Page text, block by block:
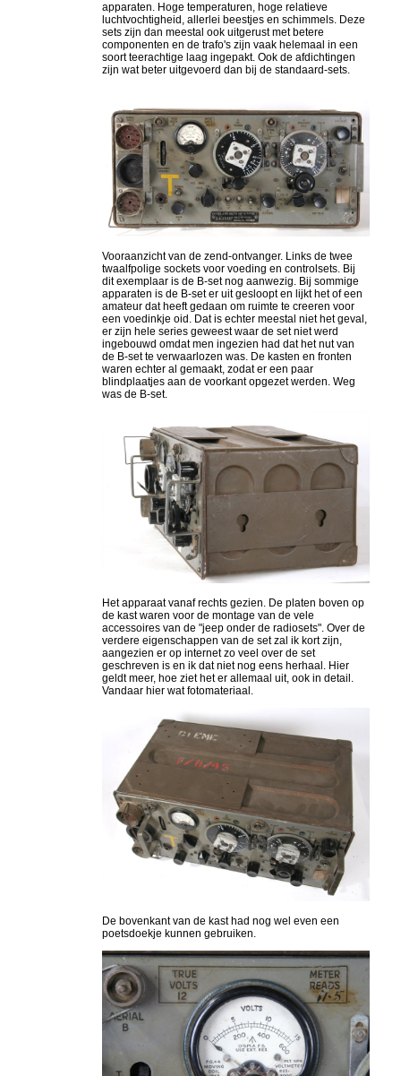
apparaten. Hoge temperaturen, hoge relatieve
luchtvochtigheid, allerlei beestjes en schimmels. Deze
sets zijn dan meestal ook uitgerust met betere
componenten en de trafo's zijn vaak helemaal in een
soort teerachtige laag ingepakt. Ook de afdichtingen
zijn wat beter uitgevoerd dan bij de standaard-sets.
Vooraanzicht van de zend-ontvanger. Links de twee
twaalfpolige sockets voor voeding en controlsets. Bij
dit exemplaar is de B-set nog aanwezig. Bij sommige
apparaten is de B-set er uit gesloopt en lijkt het of een
amateur dat heeft gedaan om ruimte te creeren voor
een voedinkje oid. Dat is echter meestal niet het geval,
er zijn hele series geweest waar de set niet werd
ingebouwd omdat men ingezien had dat het nut van
de B-set te verwaarlozen was. De kasten en fronten
waren echter al gemaakt, zodat er een paar
blindplaatjes aan de voorkant opgezet werden. Weg
was de B-set.
Het apparaat vanaf rechts gezien. De platen boven op
de kast waren voor de montage van de vele
accessoires van de "jeep onder de radiosets". Over de
verdere eigenschappen van de set zal ik kort zijn,
aangezien er op internet zo veel over de set
geschreven is en ik dat niet nog eens herhaal. Hier
geldt meer, hoe ziet het er allemaal uit, ook in detail.
Vandaar hier wat fotomateriaal.
De bovenkant van de kast had nog wel even een
poetsdoekje kunnen gebruiken.